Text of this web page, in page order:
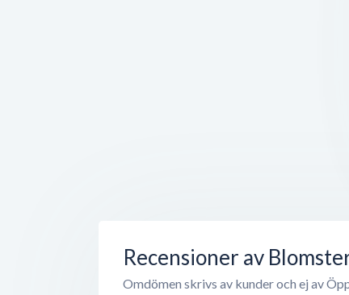
Recensioner av
Omdömen skrivs av kunder och ej av